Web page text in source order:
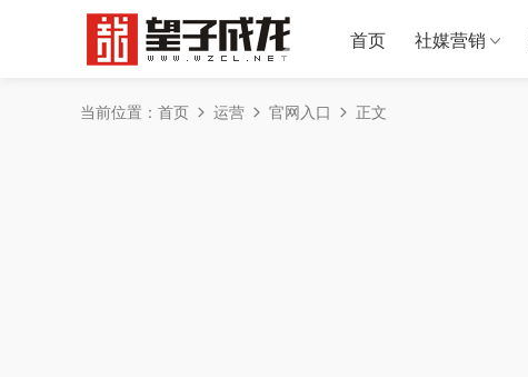
首页 社媒营销
当前位置： 首页 运营 官网入口 正文